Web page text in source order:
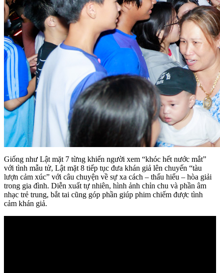
Giống như Lật mặt 7 từng khiến người xem “khóc hết nước mắt”
với tình mẫu tử, Lật mặt 8 tiếp tục đưa khán giả lên chuyến “tàu
lượn cảm xúc” với câu chuyện về sự xa cách – thấu hiểu – hòa giải
trong gia đình. Diễn xuất tự nhiên, hình ảnh chỉn chu và phần âm
nhạc trẻ trung, bắt tai cũng góp phần giúp phim chiếm được tình
cảm khán giả.